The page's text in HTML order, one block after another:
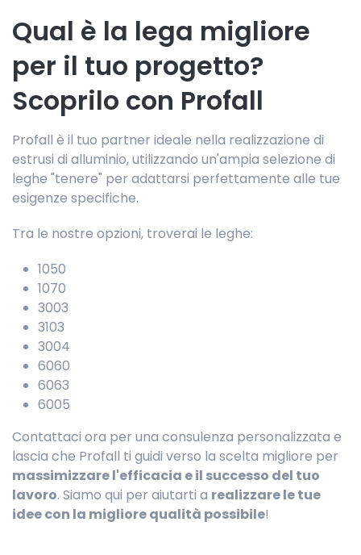
Qual è la lega migliore
per il tuo progetto?
Scoprilo con Profall
Profall è il tuo partner ideale nella realizzazione di
estrusi di alluminio, utilizzando un'ampia selezione di
leghe "tenere" per adattarsi perfettamente alle tue
esigenze specifiche.
Tra le nostre opzioni, troverai le leghe:
1050
1070
3003
3103
3004
6060
6063
6005
Contattaci ora per una consulenza personalizzata e
lascia che Profall ti guidi verso la scelta migliore per
massimizzare l'efficacia e il successo del tuo
lavoro. Siamo qui per aiutarti a realizzare le tue
idee con la migliore qualità possibile!